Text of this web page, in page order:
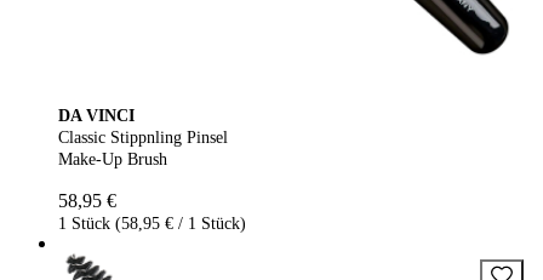
DA VINCI
Classic Stippnling Pinsel
Make-Up Brush
58,95 €
1 Stück (58,95 € / 1 Stück)